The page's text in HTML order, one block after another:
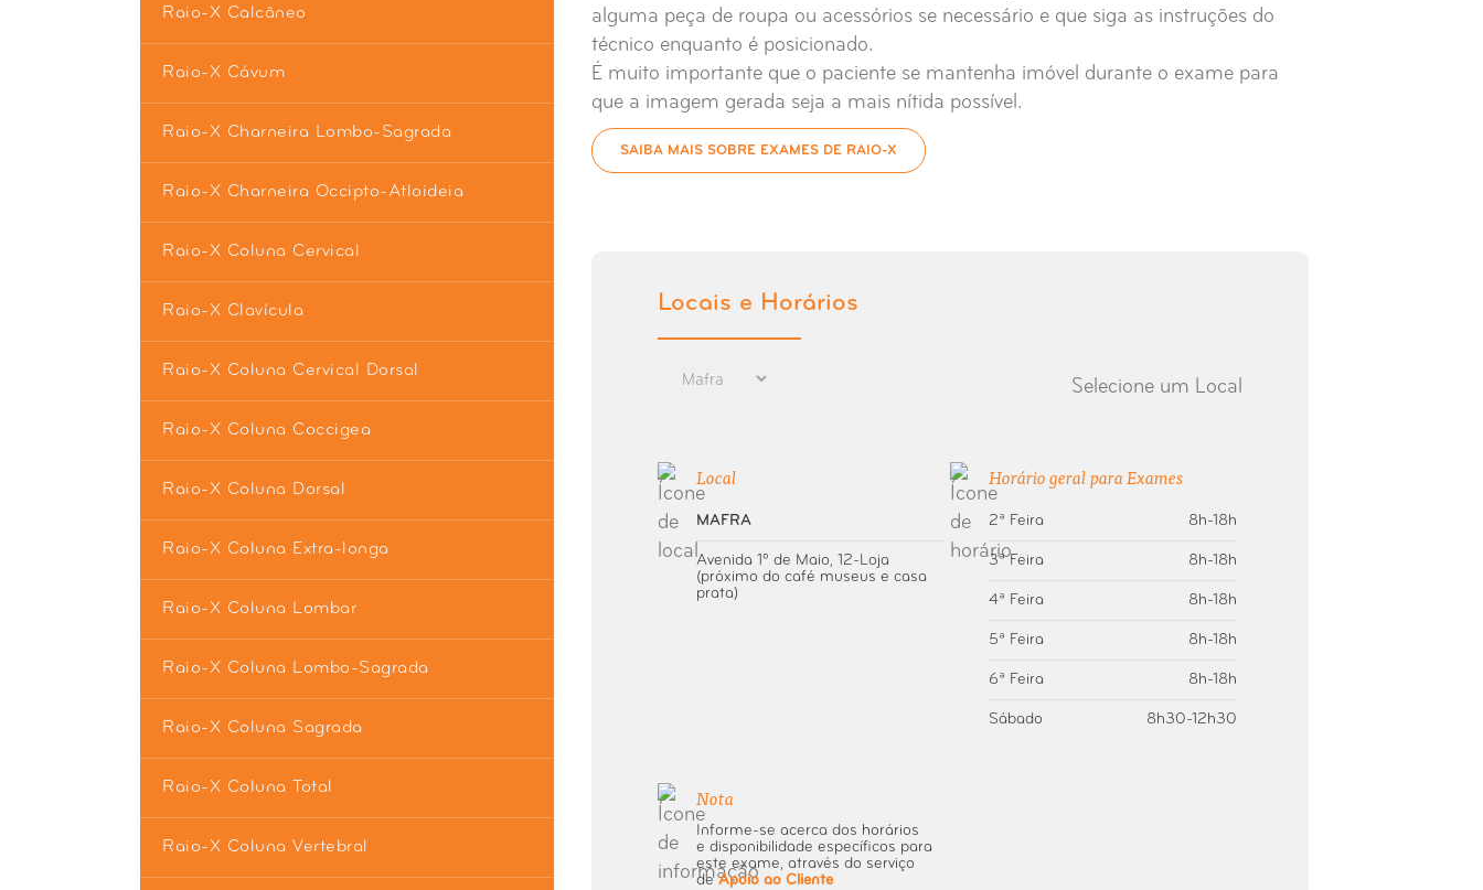
Raio-X Calcâneo
Raio-X Cávum
Raio-X Charneira Lombo-Sagrada
Raio-X Charneira Occipto-Atloideia
Raio-X Coluna Cervical
Raio-X Clavícula
Raio-X Coluna Cervical Dorsal
Raio-X Coluna Coccigea
Raio-X Coluna Dorsal
Raio-X Coluna Extra-longa
Raio-X Coluna Lombar
Raio-X Coluna Lombo-Sagrada
Raio-X Coluna Sagrada
Raio-X Coluna Total
Raio-X Coluna Vertebral
alguma peça de roupa ou acessórios se necessário e que siga as instruções do
técnico enquanto é posicionado.
É muito importante que o paciente se mantenha imóvel durante o exame para
que a imagem gerada seja a mais nítida possível.
SAIBA MAIS SOBRE EXAMES DE RAIO-X
Locais e Horários
Selecione um Local
Local
MAFRA
Avenida 1º de Maio, 12-Loja
(próximo do café museus e casa
prata)
Horário geral para Exames
2ª Feira 8h-18h
3ª Feira 8h-18h
4ª Feira 8h-18h
5ª Feira 8h-18h
6ª Feira 8h-18h
Sábado 8h30-12h30
Nota
Informe-se acerca dos horários
e disponibilidade específicos para
este exame, através do serviço
deApoio ao Cliente